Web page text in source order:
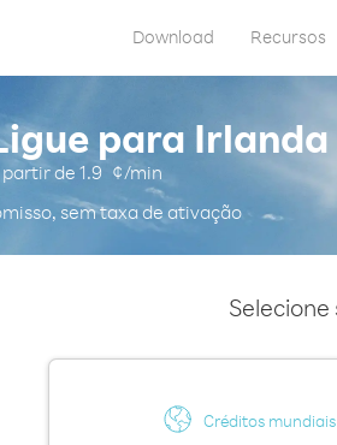
Download Recursos
para Irlanda
partir de1.9 ¢/min
sem taxa de ativação
Créditos mundiais